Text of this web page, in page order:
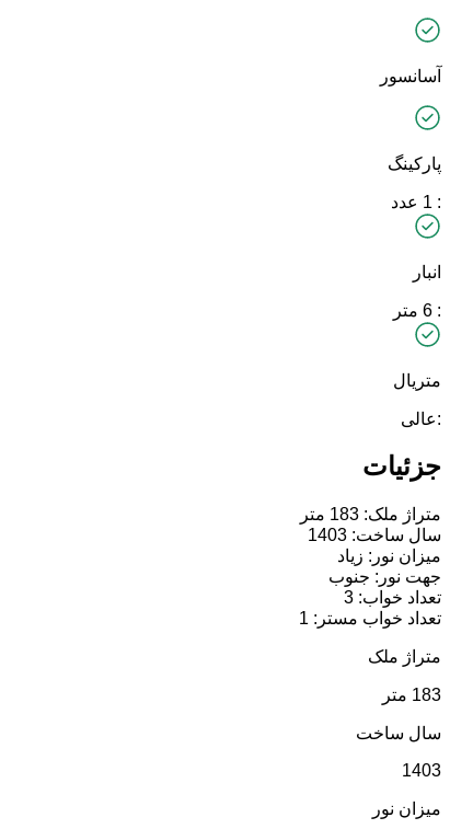
آسانسور
پارکینگ
: 1 عدد
انبار
: 6 متر
متریال
:عالی
جزئیات
متراژ ملک: 183 متر
سال ساخت: 1403
میزان نور: زیاد
جهت نور: جنوب
تعداد خواب: 3
تعداد خواب مستر: 1
متراژ ملک
183 متر
سال ساخت
1403
میزان نور